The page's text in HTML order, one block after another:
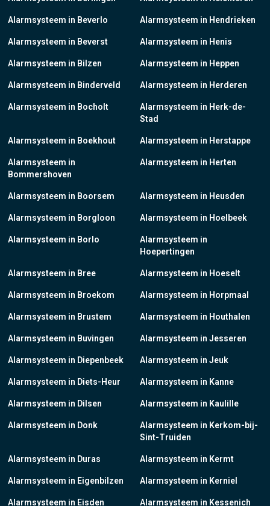
Alarmsysteem in Beverlo
Alarmsysteem in Beverst
Alarmsysteem in Bilzen
Alarmsysteem in Binderveld
Alarmsysteem in Bocholt
Alarmsysteem in Boekhout
Alarmsysteem in
Bommershoven
Alarmsysteem in Boorsem
Alarmsysteem in Borgloon
Alarmsysteem in Borlo
Alarmsysteem in Bree
Alarmsysteem in Broekom
Alarmsysteem in Brustem
Alarmsysteem in Buvingen
Alarmsysteem in Diepenbeek
Alarmsysteem in Diets-Heur
Alarmsysteem in Dilsen
Alarmsysteem in Donk
Alarmsysteem in Duras
Alarmsysteem in Eigenbilzen
Alarmsysteem in Eisden
Alarmsysteem in Hendrieken
Alarmsysteem in Henis
Alarmsysteem in Heppen
Alarmsysteem in Herderen
Alarmsysteem in Herk-de-
Stad
Alarmsysteem in Herstappe
Alarmsysteem in Herten
Alarmsysteem in Heusden
Alarmsysteem in Hoelbeek
Alarmsysteem in
Hoepertingen
Alarmsysteem in Hoeselt
Alarmsysteem in Horpmaal
Alarmsysteem in Houthalen
Alarmsysteem in Jesseren
Alarmsysteem in Jeuk
Alarmsysteem in Kanne
Alarmsysteem in Kaulille
Alarmsysteem in Kerkom-bij-
Sint-Truiden
Alarmsysteem in Kermt
Alarmsysteem in Kerniel
Alarmsysteem in Kessenich